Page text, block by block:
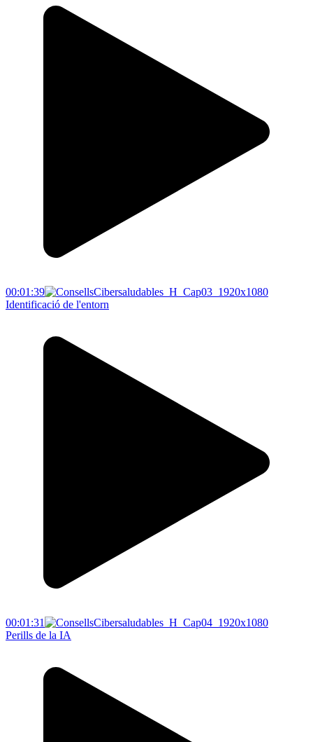
00:01:39
Identificació de l'entorn
00:01:31
Perills de la IA